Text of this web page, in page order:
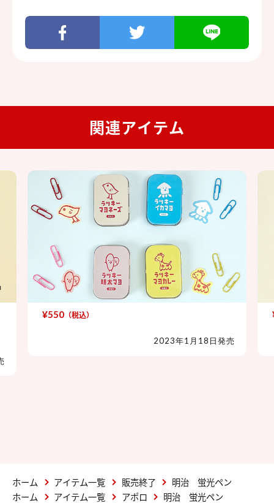
関連アイテム
ラッキーマヨネーズ 缶入りクリップ
¥550 （税込）
2023年1月18日発売
ホーム アイテム一覧 販売終了
明治 蛍光ペン
ホーム
アイテム一覧 アポロ 明治 蛍光ペン